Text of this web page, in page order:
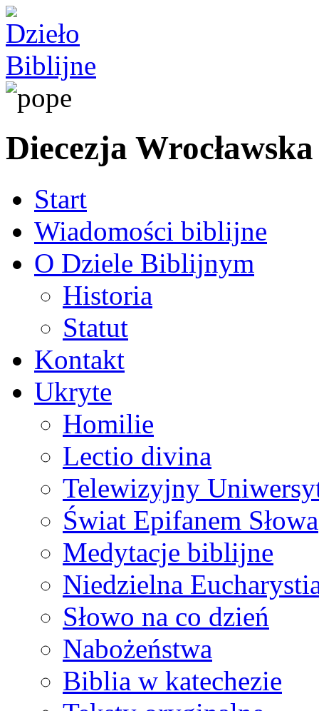
Diecezja Wrocławska
Start
Wiadomości biblijne
O Dziele Biblijnym
Historia
Statut
Kontakt
Ukryte
Homilie
Lectio divina
Telewizyjny
Świat Epifanem Słowa
Medytacje biblijne
Niedzielna
Słowo na co dzień
Nabożeństwa
Biblia w katechezie